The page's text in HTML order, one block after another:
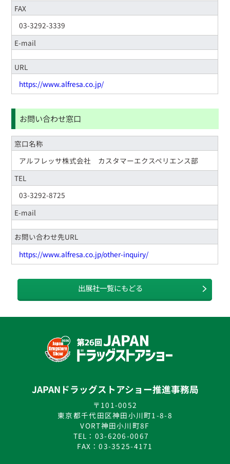
FAX
03-3292-3339
E-mail
URL
https://www.alfresa.co.jp/
お問い合わせ窓口
窓口名称
アルフレッサ株式会社 カスタマーエクスペリエンス部
TEL
03-3292-8725
E-mail
お問い合わせ先URL
https://www.alfresa.co.jp/other-inquiry/
出展社一覧にもどる
JAPANドラッグストアショー推進事務局
〒101-0052
東京都千代田区神田小川町1-8-8
VORT神田小川町8F
TEL：03-6206-0067
FAX：03-3525-4171